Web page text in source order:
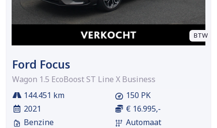
BTW
Ford Focus
Wagon 1.5 EcoBoost ST Line X Business
144.451 km
2021
Benzine
150 PK
€ 16.995,-
Automaat